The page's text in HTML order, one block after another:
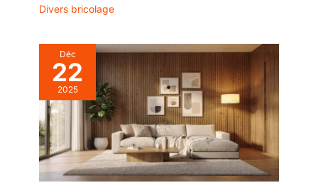
Divers bricolage
Déc
22
2025